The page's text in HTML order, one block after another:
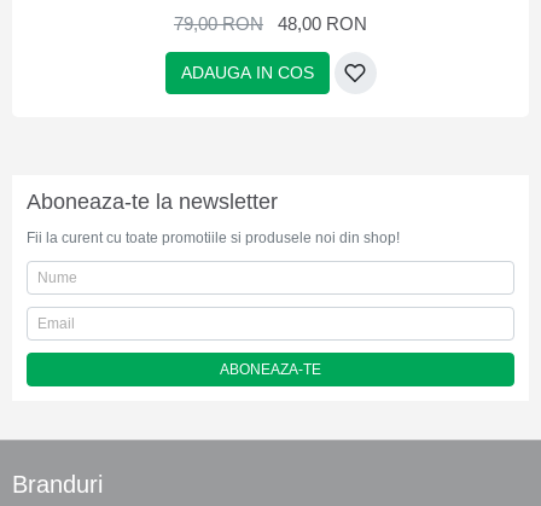
Aboneaza-te la newsletter
Fii la curent cu toate promotiile si produsele noi din shop!
ABONEAZA-TE
79,00 RON 48,00 RON
ADAUGA IN COS
Branduri